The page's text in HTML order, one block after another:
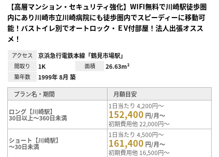
【高層マンション・セキュリティ強化】WIFI無料で川崎駅徒歩圏
内にあり川崎市立川崎病院にも徒歩圏内でスピーディーに移動可
能！バストイレ別でオートロック・ＥV付部屋！法人出張オスス
メ！
アクセス 京浜急行電鉄本線「鶴見市場駅」
間取り 1K 面積 26.63m²
築年数 1999年 8月 築
プラン名・期間 月額目安
ロング【川崎駅】
30日以上～360日未満
1日当たり 4,200円～
152,400 円/月～
初期費用他 22,000円～
ショート【川崎駅】
～30日未満
1日当たり 4,500円～
161,400 円/月～
初期費用他 16,500円～